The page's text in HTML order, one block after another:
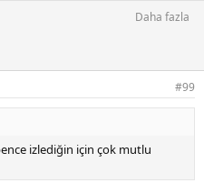
Daha fazla
#99
izlediğin için çok mutlu